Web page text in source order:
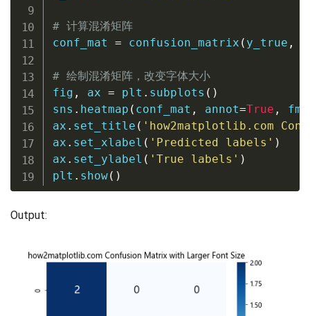
# 计算混淆矩阵
conf_mat = confusion_matrix ( y_true ,
# 绘制混淆矩阵，改变字体大小
fig , ax = plt . subplots ( )
sns . heatmap ( conf_mat , annot=True , fmt
ax . set_title ( 'how2matplotlib.com
ax . set_xlabel ( 'Predicted labels' )
ax . set_ylabel ( 'True labels' )
plt . show( )
Output: